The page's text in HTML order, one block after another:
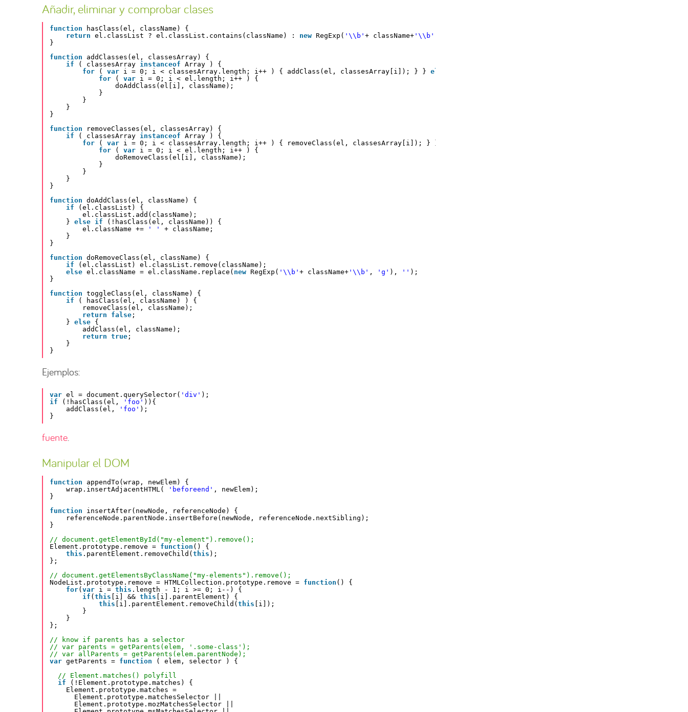
Añadir, eliminar y comprobar clases
function
hasClass(el, className) {
return el.classList ? el.classList.contains(className) : new RegExp( '\\b' + className+ '\\b'
}
function
addClasses(el, classesArray) {
if
( classesArray instanceof Array ) {
for
( var i = 0; i < classesArray.length; i++ ) { addClass(el, classesArray[i]); } } else
for
( var i = 0; i < el.length; i++ ) {
doAddClass(el[i], className);
}
}
}
}
function
removeClasses(el, classesArray) {
if
( classesArray instanceof Array ) {
for
( var i = 0; i < classesArray.length; i++ ) { removeClass(el, classesArray[i]); } }
for
( var i = 0; i < el.length; i++ ) {
doRemoveClass(el[i], className);
}
}
}
}
function doAddClass(el, className) {
if
(el.classList) {
el.classList.add(className);
} else if
(!hasClass(el, className)) {
el.className +=
' '
+ className;
}
}
function doRemoveClass(el, className) {
if
(el.classList) el.classList.remove(className);
else el.className = el.className.replace( new RegExp( '\\b' + className+ '\\b' , 'g' ), '' );
}
function toggleClass(el, className) {
if
( hasClass(el, className) ) {
removeClass(el, className);
return
false ;
} else {
addClass(el, className);
return true ;
}
}
Ejemplos:
var el = document.querySelector( 'div' );
if
(!hasClass(el, 'foo' )){
addClass(el,
'foo' );
}
fuente
Manipular el DOM
function
appendTo(wrap, newElem) {
wrap.insertAdjacentHTML(
'beforeend' , newElem);
}
function
insertAfter(newNode, referenceNode) {
referenceNode.parentNode.insertBefore(newNode, referenceNode.nextSibling);
}
// document.getElementById("my-element").remove();
Element.prototype.remove = function () {
this .parentElement.removeChild( this );
};
// document.getElementsByClassName("my-elements").remove();
NodeList.prototype.remove = HTMLCollection.prototype.remove = function () {
for( var i = this .length - 1; i >= 0; i--) {
if ( this [i] && this [i].parentElement) {
this [i].parentElement.removeChild( this [i]);
}
}
};
// know if parents has a selector
// var parents = getParents(elem, '.some-class');
// var allParents = getParents(elem.parentNode);
var getParents = function
( elem, selector ) {
// Element.matches() polyfill
if
(!Element.prototype.matches) {
Element.prototype.matches =
Element.prototype.matchesSelector ||
Element.prototype.mozMatchesSelector ||